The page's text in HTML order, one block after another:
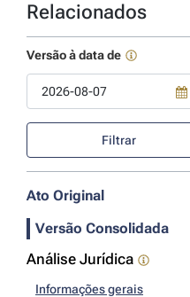
Relacionados
Versão à data de
Filtrar
Ato Original
Versão Consolidada
Análise Jurídica
Informações gerais